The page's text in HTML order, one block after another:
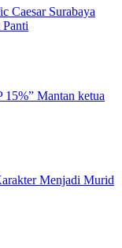
Caesar Surabaya
15%” Mantan ketua
Menjadi Murid